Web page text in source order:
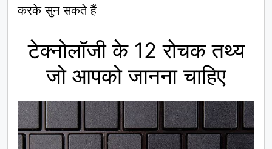
करके सुन सकते हैं
टेक्नोलॉजी के 12 रोचक तथ्य
जो आपको जानना चाहिए